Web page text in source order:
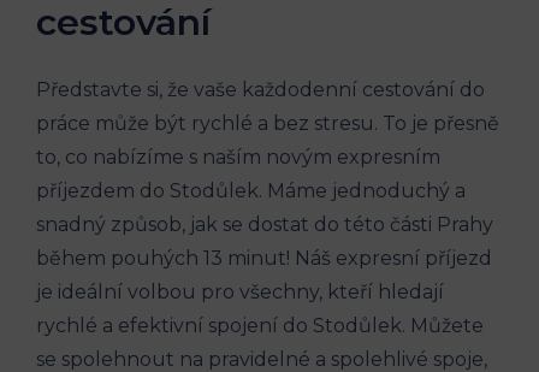
cestování
Představte⁤ si, že vaše každodenní cestování do
práce může být rychlé a bez stresu. To je přesně
to, co ⁣nabízíme s naším novým expresním
příjezdem do Stodůlek. ⁤Máme⁣ jednoduchý a
snadný způsob, jak se dostat⁢ do této⁤ části Prahy
během pouhých 13 minut! Náš⁣ expresní‌ příjezd
je ideální volbou pro všechny, kteří hledají
rychlé ⁣a efektivní⁢ spojení do Stodůlek. Můžete
se ​spolehnout na ‌pravidelné a spolehlivé spoje,